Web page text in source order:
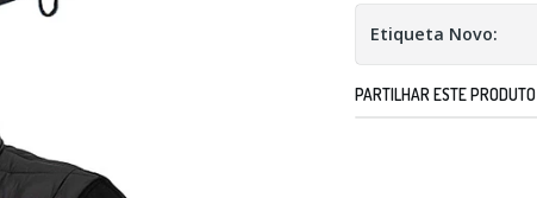
Etiqueta Novo:
PARTILHAR ESTE PRODUTO